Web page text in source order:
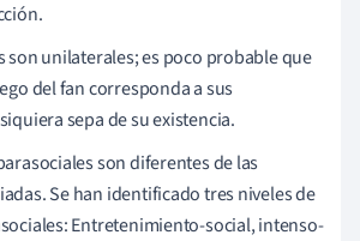
son unilaterales; es poco probable que
del fan corresponda a sus
sepa de su existencia.
son diferentes de las
Se han identificado tres niveles de
Entretenimiento-social, intenso-